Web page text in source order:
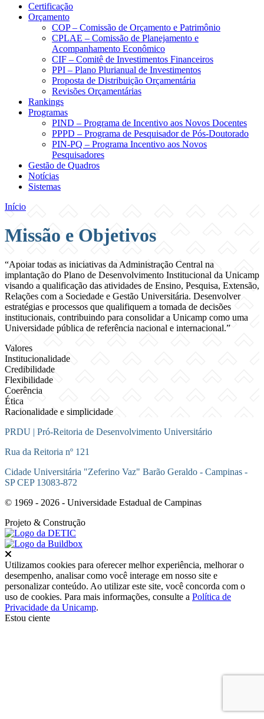
Certificação
Orçamento
COP – Comissão de Orçamento e Patrimônio
CPLAE – Comissão de Planejamento e
Acompanhamento Econômico
CIF – Comitê de Investimentos Financeiros
PPI – Plano Plurianual de Investimentos
Proposta de Distribuição Orçamentária
Revisões Orçamentárias
Rankings
Programas
PIND – Programa de Incentivo aos Novos Docentes
PPPD – Programa de Pesquisador de Pós-Doutorado
PIN-PQ – Programa Incentivo aos Novos
Pesquisadores
Gestão de Quadros
Notícias
Sistemas
Início
Missão e Objetivos
“Apoiar todas as iniciativas da Administração Central na
implantação do Plano de Desenvolvimento Institucional da Unicamp
visando a qualificação das atividades de Ensino, Pesquisa, Extensão,
Relações com a Sociedade e Gestão Universitária. Desenvolver
estratégias e processos que qualifiquem a tomada de decisões
institucionais, contribuindo para consolidar a Unicamp como uma
Universidade pública de referência nacional e internacional.”
Valores
Institucionalidade
Credibilidade
Flexibilidade
Coerência
Ética
Racionalidade e simplicidade
PRDU | Pró-Reitoria de Desenvolvimento Universitário
Rua da Reitoria nº 121
Cidade Universitária "Zeferino Vaz" Barão Geraldo - Campinas -
SP CEP 13083-872
© 1969 - 2026 - Universidade Estadual de Campinas
Projeto & Construção
Utilizamos cookies para oferecer melhor experiência, melhorar o
desempenho, analisar como você interage em nosso site e
personalizar conteúdo. Ao utilizar este site, você concorda com o
uso de cookies. Para mais informações, consulte a Política de
Privacidade da Unicamp.
Estou ciente